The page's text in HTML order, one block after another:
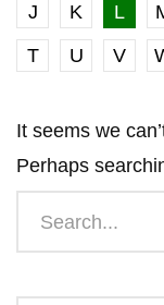
J
K L
T
U V
It seems we
Perhaps